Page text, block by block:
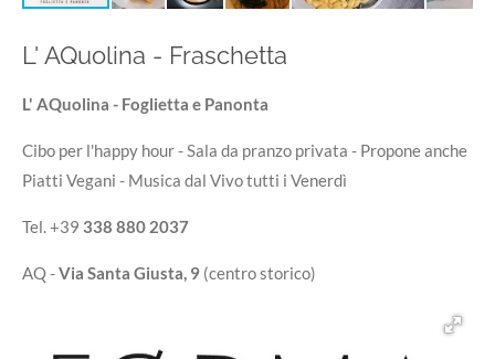
L' AQuolina - Fraschetta
L' AQuolina - Foglietta e Panonta
Cibo per l'happy hour - Sala da pranzo privata - Propone anche
Piatti Vegani - Musica dal Vivo tutti i Venerdì
Tel. +39 338 880 2037
AQ -Via Santa Giusta, 9 (centro storico)